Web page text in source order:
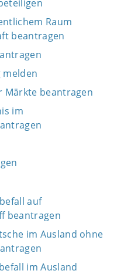
Raum
beantragen
melden
Märkte beantragen
im
auf
beantragen
im Ausland ohne
im Ausland